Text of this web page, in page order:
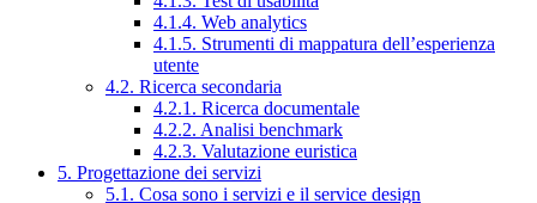
4.1.4. Web analytics
4.1.5. Strumenti di mappatura dell’esperienza
utente
4.2. Ricerca secondaria
4.2.1. Ricerca documentale
4.2.2. Analisi benchmark
4.2.3. Valutazione euristica
5. Progettazione dei servizi
5.1. Cosa sono i servizi e il service design